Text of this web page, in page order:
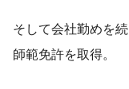
そして会社勤めを
師範免許を取得。